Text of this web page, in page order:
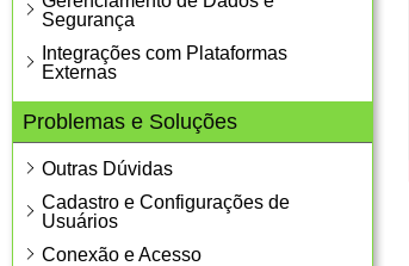
Segurança
Integrações com Plataformas
Externas
Problemas e Soluções
Outras Dúvidas
Cadastro e Configurações de
Usuários
Conexão e Acesso